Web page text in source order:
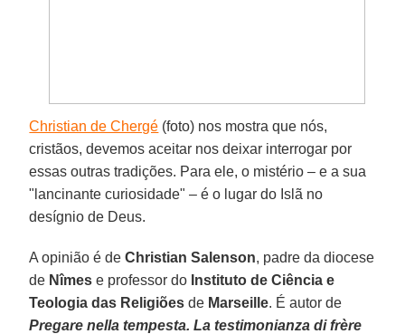
Christian de Chergé (foto) nos mostra que nós,
cristãos, devemos aceitar nos deixar interrogar por
essas outras tradições. Para ele, o mistério – e a sua
"lancinante curiosidade" – é o lugar do Islã no
desígnio de Deus.
A opinião é deChristian Salenson, padre da diocese
de Nîmes e professor do Instituto de Ciência e
Teologia das Religiões de Marseille. É autor de
Pregare nella tempesta. La testimonianza di frère